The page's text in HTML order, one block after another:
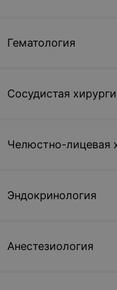
Гематология
Сосудистая
Челюстно-лицевая
Эндокринология
Анестезиология